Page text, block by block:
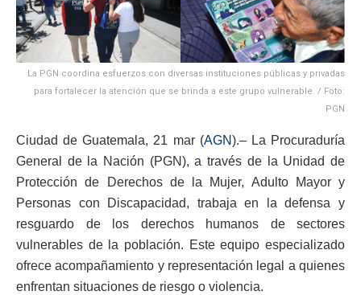
La PGN coordina esfuerzos con diversas instituciones públicas y privadas
para fortalecer la atención que se brinda a este grupo vulnerable. / Foto:
PGN
Ciudad de Guatemala, 21 mar (AGN).– La Procuraduría
General de la Nación (PGN), a través de la Unidad de
Protección de Derechos de la Mujer, Adulto Mayor y
Personas con Discapacidad, trabaja en la defensa y
resguardo de los derechos humanos de sectores
vulnerables de la población. Este equipo especializado
ofrece acompañamiento y representación legal a quienes
enfrentan situaciones de riesgo o violencia.